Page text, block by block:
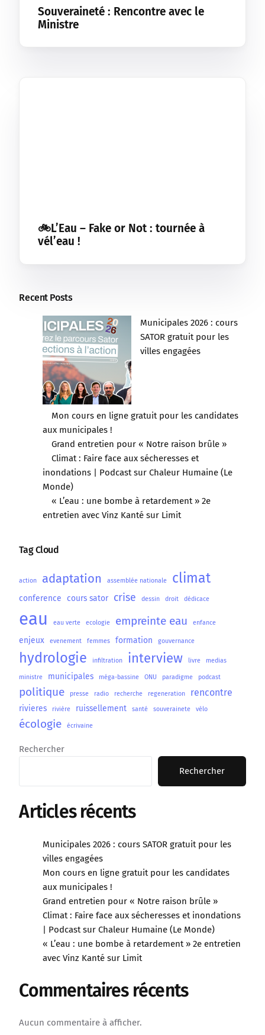
Souveraineté : Rencontre avec le
Ministre
🚲L’Eau – Fake or Not : tournée à
vél’eau !
Recent Posts
Municipales 2026 : cours
SATOR gratuit pour les
villes engagées
Mon cours en ligne gratuit pour les candidates
aux municipales !
Grand entretien pour « Notre raison brûle »
Climat : Faire face aux sécheresses et
inondations | Podcast sur Chaleur Humaine (Le
Monde)
« L’eau : une bombe à retardement » 2e
entretien avec Vinz Kanté sur Limit
Tag Cloud
action adaptation assemblée nationale climat
conference cours sator crise dessin droit dédicace
eau eau verte ecologie empreinte eau enfance
enjeux evenement femmes formation gouvernance
hydrologie infiltration interview livre medias
ministre municipales méga-bassine ONU paradigme podcast
politique presse radio recherche regeneration rencontre
rivieres rivière ruissellement santé souverainete vélo
écologie écrivaine
Rechercher
Rechercher
Articles récents
Municipales 2026 : cours SATOR gratuit pour les
villes engagées
Mon cours en ligne gratuit pour les candidates
aux municipales !
Grand entretien pour « Notre raison brûle »
Climat : Faire face aux sécheresses et inondations
| Podcast sur Chaleur Humaine (Le Monde)
« L’eau : une bombe à retardement » 2e entretien
avec Vinz Kanté sur Limit
Commentaires récents
Aucun commentaire à afficher.